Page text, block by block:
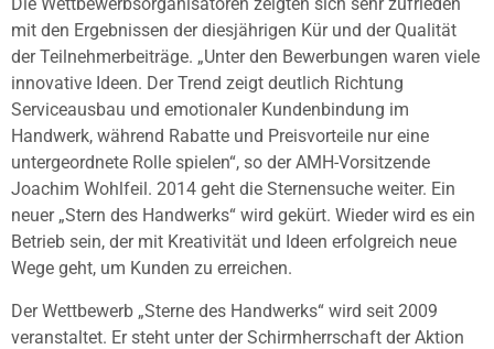
Die Wettbewerbsorganisatoren zeigten sich sehr zufrieden
mit den Ergebnissen der diesjährigen Kür und der Qualität
der Teilnehmerbeiträge. „Unter den Bewerbungen waren viele
innovative Ideen. Der Trend zeigt deutlich Richtung
Serviceausbau und emotionaler Kundenbindung im
Handwerk, während Rabatte und Preisvorteile nur eine
untergeordnete Rolle spielen“, so der AMH-Vorsitzende
Joachim Wohlfeil. 2014 geht die Sternensuche weiter. Ein
neuer „Stern des Handwerks“ wird gekürt. Wieder wird es ein
Betrieb sein, der mit Kreativität und Ideen erfolgreich neue
Wege geht, um Kunden zu erreichen.
Der Wettbewerb „Sterne des Handwerks“ wird seit 2009
veranstaltet. Er steht unter der Schirmherrschaft der Aktion